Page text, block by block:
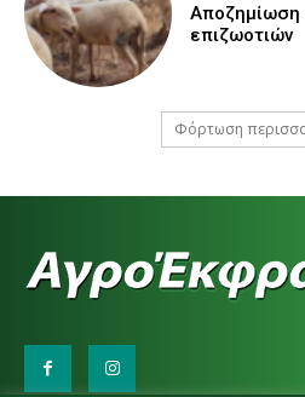
επιζωοτιών
Φόρτωση